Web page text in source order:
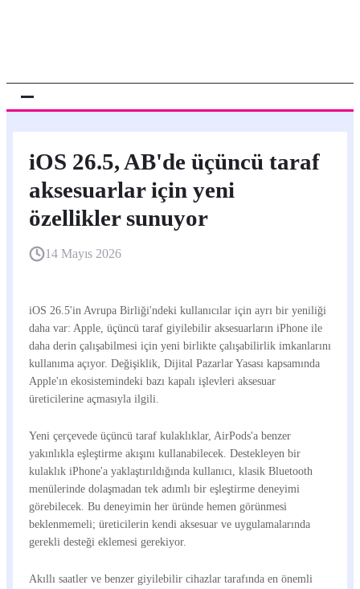
iOS 26.5, AB'de üçüncü taraf
aksesuarlar için yeni
özellikler sunuyor
14 Mayıs 2026
iOS 26.5'in Avrupa Birliği'ndeki kullanıcılar için ayrı bir yeniliği
daha var: Apple, üçüncü taraf giyilebilir aksesuarların iPhone ile
daha derin çalışabilmesi için yeni birlikte çalışabilirlik imkanlarını
kullanıma açıyor. Değişiklik, Dijital Pazarlar Yasası kapsamında
Apple'ın ekosistemindeki bazı kapalı işlevleri aksesuar
üreticilerine açmasıyla ilgili.
Yeni çerçevede üçüncü taraf kulaklıklar, AirPods'a benzer
yakınlıkla eşleştirme akışını kullanabilecek. Destekleyen bir
kulaklık iPhone'a yaklaştırıldığında kullanıcı, klasik Bluetooth
menülerinde dolaşmadan tek adımlı bir eşleştirme deneyimi
görebilecek. Bu deneyimin her üründe hemen görünmesi
beklenmemeli; üreticilerin kendi aksesuar ve uygulamalarında
gerekli desteği eklemesi gerekiyor.
Akıllı saatler ve benzer giyilebilir cihazlar tarafında en önemli